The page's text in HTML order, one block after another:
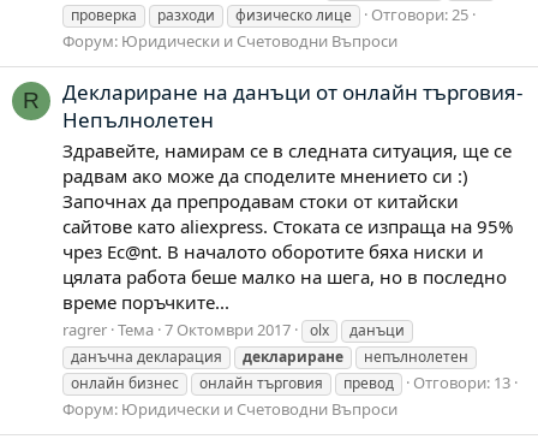
проверка
разходи физическо лице
Отговори: 25
Форум: Юридически и Счетоводни Въпроси
R
Деклариране на данъци от онлайн търговия-
Непълнолетен
Здравейте, намирам се в следната ситуация, ще се
радвам ако може да споделите мнението си :)
Започнах да препродавам стоки от китайски
сайтове като aliexpress. Стоката се изпраща на 95%
чрез Ec@nt. В началото оборотите бяха ниски и
цялата работа беше малко на шега, но в последно
време поръчките...
ragrer Тема 7 Октомври 2017 olx
данъци
данъчна декларация
деклариране
непълнолетен
онлайн бизнес
онлайн търговия превод
Отговори: 13
Форум: Юридически и Счетоводни Въпроси